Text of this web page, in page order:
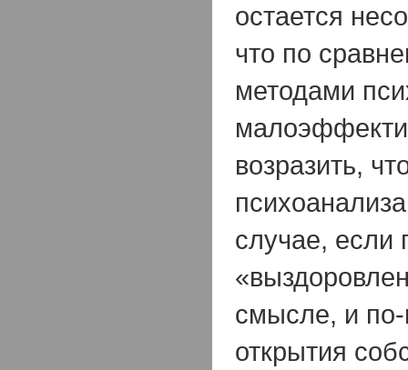
остается
что по
методами
возразить,
случае, если
смысле, и
открытия